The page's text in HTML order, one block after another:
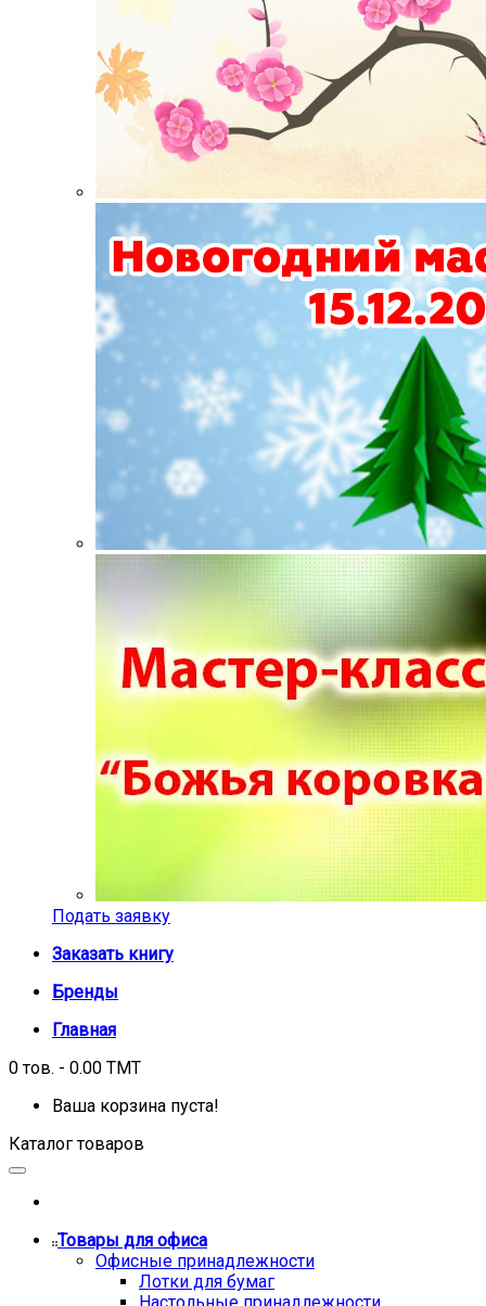
Подать заявку
Заказать книгу
Бренды
Главная
0 тов. - 0.00 TMT
Ваша корзина пуста!
Каталог товаров
Товары для офиса
Офисные принадлежности
Лотки для бумаг